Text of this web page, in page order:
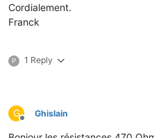
Cordialement.
Franck
P 1 Reply
G
Offline
Ghislain